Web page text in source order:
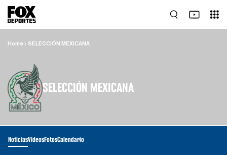
Home SELECCIÓN MEXICANA
SELECCIÓN MEXICANA
NoticiasVideosFotosCalendario